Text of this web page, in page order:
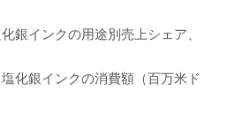
銀インクの用途別売上シェア、
化銀インクの消費額（百万米ド